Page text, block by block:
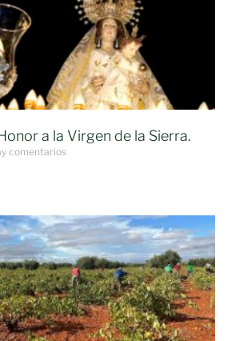
a la Virgen de la Sierra.
comentarios